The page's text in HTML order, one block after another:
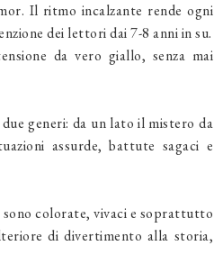
Il ritmo incalzante rende ogni
dei lettori dai 7-8 anni in su.
da vero giallo, senza mai
generi: da un lato il mistero da
assurde, battute sagaci e
colorate, vivaci e soprattutto
di divertimento alla storia,